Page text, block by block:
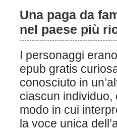
Una paga da
nel paese più
I personaggi
epub gratis
conosciuto in
ciascun individuo,
modo in cui
la voce unica